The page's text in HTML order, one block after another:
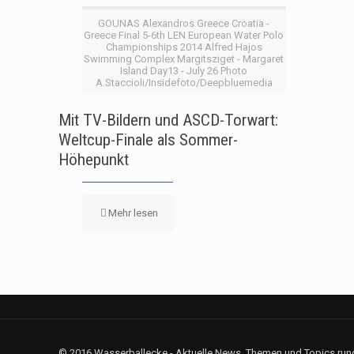
GOUNAS Alexandros Greece Croatia -
Greece Final 5-6th LEN European Water Polo
Championships 2014 Alfred Hajos
Swimming Complex Margitsziget - Margaret
Island Day13 - July 26 Photo
A.Staccioli/Insidefoto/Deepbluemedia
Mit TV-Bildern und ASCD-Torwart:
Weltcup-Finale als Sommer-
Höhepunkt
Mehr lesen